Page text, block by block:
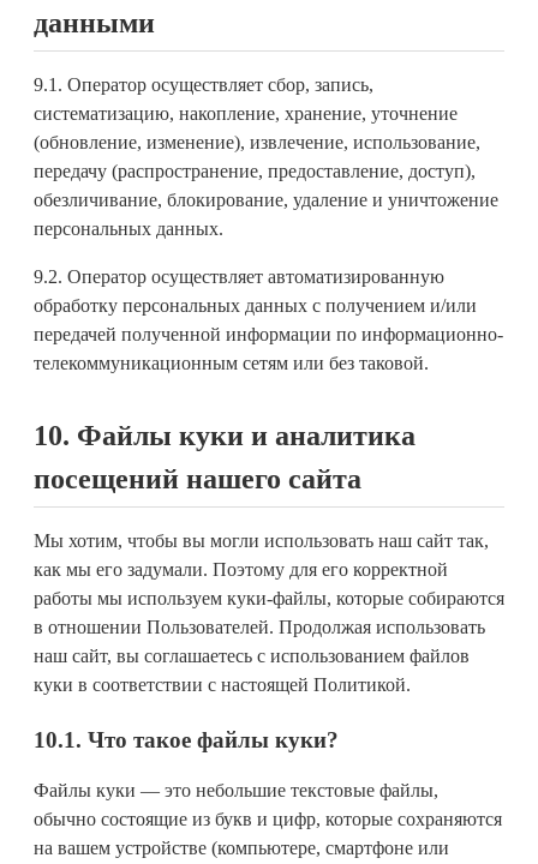
данными
9.1. Оператор осуществляет сбор, запись,
систематизацию, накопление, хранение, уточнение
(обновление, изменение), извлечение, использование,
передачу (распространение, предоставление, доступ),
обезличивание, блокирование, удаление и уничтожение
персональных данных.
9.2. Оператор осуществляет автоматизированную
обработку персональных данных с получением и/или
передачей полученной информации по информационно-
телекоммуникационным сетям или без таковой.
10. Файлы куки и аналитика
посещений нашего сайта
Мы хотим, чтобы вы могли использовать наш сайт так,
как мы его задумали. Поэтому для его корректной
работы мы используем куки-файлы, которые собираются
в отношении Пользователей. Продолжая использовать
наш сайт, вы соглашаетесь с использованием файлов
куки в соответствии с настоящей Политикой.
10.1. Что такое файлы куки?
Файлы куки — это небольшие текстовые файлы,
обычно состоящие из букв и цифр, которые сохраняются
на вашем устройстве (компьютере, смартфоне или